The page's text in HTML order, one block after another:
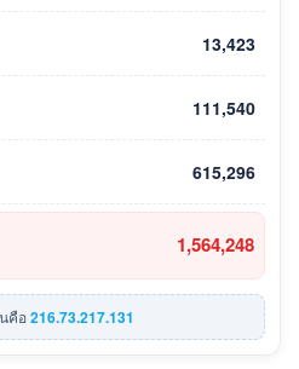
13,423
111,540
615,296
1,564,248
คือ216.73.217.131